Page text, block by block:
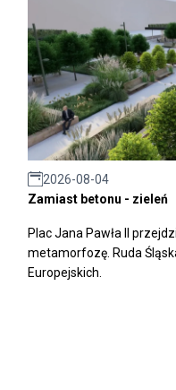
2026-08-04
Zamiast betonu - zieleń
Plac Jana Pawła II
metamorfozę. Ruda
Europejskich.